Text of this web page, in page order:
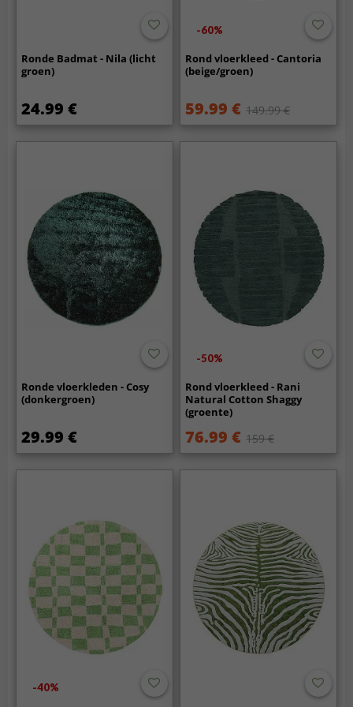
Ronde Badmat - Nila (licht
groen)
24.99 €
-60%
Rond vloerkleed - Cantoria
(beige/groen)
59.99 € 149.99 €
Ronde vloerkleden - Cosy
(donkergroen)
29.99 €
-50%
Rond vloerkleed - Rani
Natural Cotton Shaggy
(groente)
76.99 € 159 €
-40%